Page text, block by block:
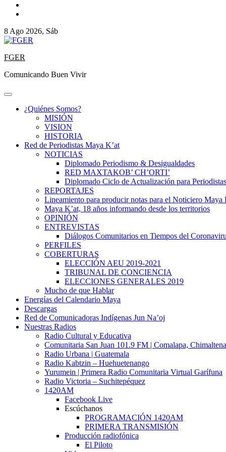
8 Ago 2026, Sáb
FGER
Comunicando Buen Vivir
¿Quiénes Somos?
MISIÓN
VISION
HISTORIA
Red de Periodistas Maya K’at
NOTICIAS
Diplomado Periodismo & Desigualdades
RED MAXTAKOB’ CH’ORTI’
Diplomado Ciclo de Actualización para Periodistas
REPORTAJES
Lineamiento para producir notas para el Noticiero Maya
Maya K’at, 18 años informando desde los territorios
OPINIÓN
ENTREVISTAS
Diálogos Comunitarios en Tiempos del
PERFILES
COBERTURAS
ELECCIÓN AEU 2019-2021
TRIBUNAL DE CONCIENCIA
ELECCIONES GENERALES 2019
Mucho de que Hablar
Energías del Calendario Maya
Descargas
Red de Comunicadoras Indígenas Jun Na’oj
Nuestras Radios
Radio Cultural y Educativa
Comunitaria San Juan 101.9 FM | Comalapa,
Radio Urbana | Guatemala
Radio Kabtzin – Huehuetenango
Yurumein | Primera Radio Comunitaria Virtual Garífuna
Radio Victoria – Suchitepéquez
1420AM
Facebook Live
Escúchanos
PROGRAMACIÓN 1420AM
PRIMERA TRANSMISIÓN
Producción radiofónica
El Piloto